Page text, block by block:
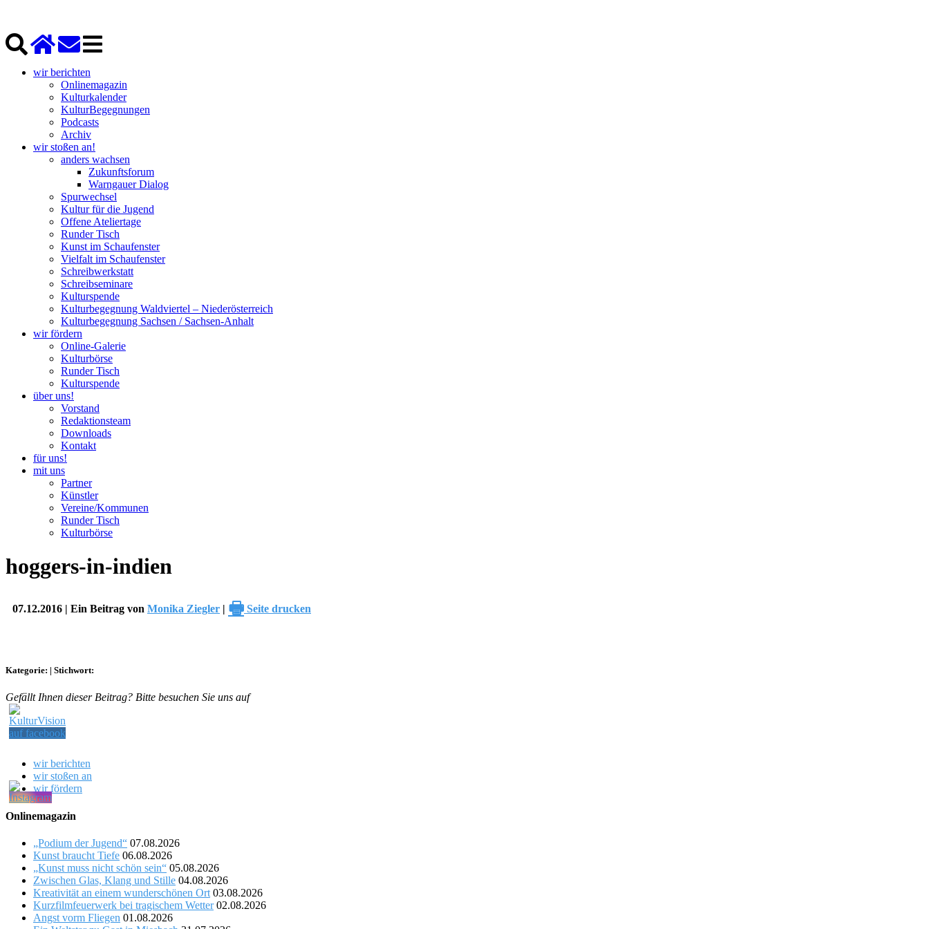
wir berichten
Onlinemagazin
Kulturkalender
KulturBegegnungen
Podcasts
Archiv
wir stoßen an!
anders wachsen
Zukunftsforum
Warngauer Dialog
Spurwechsel
Kultur für die Jugend
Offene Ateliertage
Runder Tisch
Kunst im Schaufenster
Vielfalt im Schaufenster
Schreibwerkstatt
Schreibseminare
Kulturspende
Kulturbegegnung Waldviertel – Niederösterreich
Kulturbegegnung Sachsen / Sachsen-Anhalt
wir fördern
Online-Galerie
Kulturbörse
Runder Tisch
Kulturspende
über uns!
Vorstand
Redaktionsteam
Downloads
Kontakt
für uns!
mit uns
Partner
Künstler
Vereine/Kommunen
Runder Tisch
Kulturbörse
hoggers-in-indien
07.12.2016 | Ein Beitrag von Monika Ziegler | 🖶 Seite drucken
Kategorie: | Stichwort:
Gefällt Ihnen dieser Beitrag? Bitte besuchen Sie uns auf
wir berichten
wir stoßen an
wir fördern
Onlinemagazin
„Podium der Jugend“ 07.08.2026
Kunst braucht Tiefe 06.08.2026
„Kunst muss nicht schön sein“ 05.08.2026
Zwischen Glas, Klang und Stille 04.08.2026
Kreativität an einem wunderschönen Ort 03.08.2026
Kurzfilmfeuerwerk bei tragischem Wetter 02.08.2026
Angst vorm Fliegen 01.08.2026